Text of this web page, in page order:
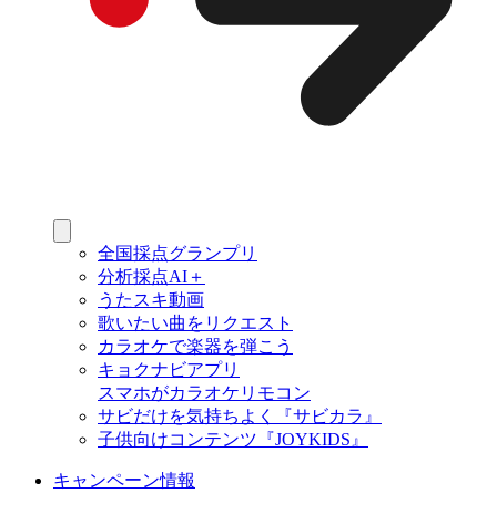
全国採点グランプリ
分析採点AI＋
うたスキ動画
歌いたい曲をリクエスト
カラオケで楽器を弾こう
キョクナビアプリ
スマホがカラオケリモコン
サビだけを気持ちよく『サビカラ』
子供向けコンテンツ『JOYKIDS』
キャンペーン情報